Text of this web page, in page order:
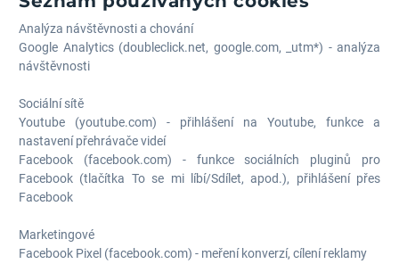
Analýza návštěvnosti a chování
Google Analytics (doubleclick.net, google.com, _utm*) - analýza
návštěvnosti
Sociální sítě
Youtube (youtube.com) - přihlášení na Youtube, funkce a
nastavení přehrávače videí
Facebook (facebook.com) - funkce sociálních pluginů pro
Facebook (tlačítka To se mi líbí/Sdílet, apod.), přihlášení přes
Facebook
Marketingové
Facebook Pixel (facebook.com) - meření konverzí, cílení reklamy